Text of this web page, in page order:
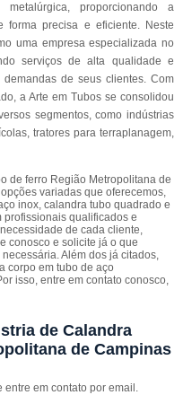
proporcionando a
precisa e eficiente. Neste
uma empresa especializada no
serviços de alta qualidade e
de seus clientes. Com
a Arte em Tubos se consolidou
segmentos, como indústrias
tratores para terraplanagem,
de ferro Região Metropolitana de
variadas que oferecemos,
inox, calandra tubo quadrado e
qualificados e
de cada cliente,
conosco e solicite já o que
Além dos já citados,
corpo em tubo de aço
isso, entre em contato conosco,
de Calandra
de Campinas
entre em contato por email.